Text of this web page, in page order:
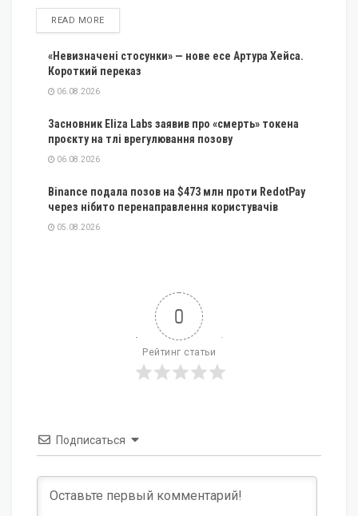
READ MOREDETAILS
«Невизначені стосунки» — нове есе Артура Хейса.
Короткий переказ
06.08.2026
Засновник Eliza Labs заявив про «смерть» токена
проєкту на тлі врегулювання позову
06.08.2026
Binance подала позов на $473 млн проти RedotPay
через нібито перенаправлення користувачів
05.08.2026
0
Рейтинг статьи
Подписаться